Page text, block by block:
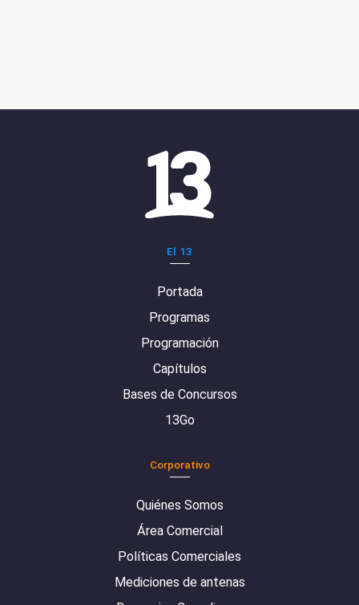
El 13
Portada
Programas
Programación
Capítulos
Bases de Concursos
13Go
Corporativo
Quiénes Somos
Área Comercial
Políticas Comerciales
Mediciones de antenas